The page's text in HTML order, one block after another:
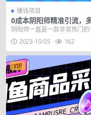
赚钱项目
0成本阴阳师精准引流，
变现方式，小白也能轻松
1000+
阴阳师一直是一款非常热门的
游，新玩家也是不断地增加，
合对战养成类游戏里面算...
2023-10-05 162
VIP